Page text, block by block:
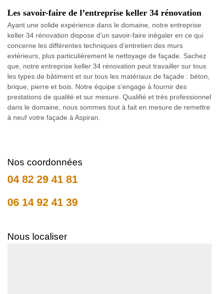
Les savoir-faire de l’entreprise keller 34 rénovation
Ayant une solide expérience dans le domaine, notre entreprise
keller 34 rénovation dispose d’un savoir-faire inégaler en ce qui
concerne les différentes techniques d’entretien des murs
extérieurs, plus particulièrement le nettoyage de façade. Sachez
que, notre entreprise keller 34 rénovation peut travailler sur tous
les types de bâtiment et sur tous les matériaux de façade : béton,
brique, pierre et bois. Notre équipe s’engage à fournir des
prestations de qualité et sur mesure. Qualifié et très professionnel
dans le domaine, nous sommes tout à fait en mesure de remettre
à neuf votre façade à Aspiran.
Nos coordonnées
04 82 29 41 81
06 14 92 41 39
Nous localiser